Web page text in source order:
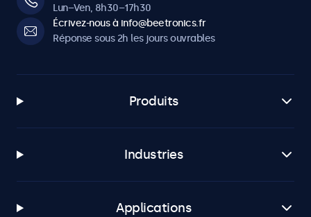
Lun–Ven, 8h30–17h30
Écrivez-nous à info@beetronics.fr
Réponse sous 2h les jours ouvrables
Produits
Industries
Applications